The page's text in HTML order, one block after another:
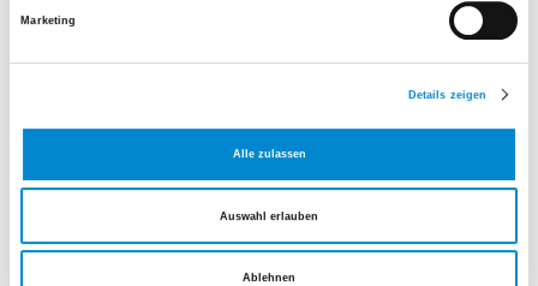
Marketing
Details zeigen
Alle zulassen
Auswahl erlauben
Ablehnen
Arthroskopische (Schlüsselloch),
gelenkserhaltende Behandlungen: Schulter,
Ellbogen, Knie